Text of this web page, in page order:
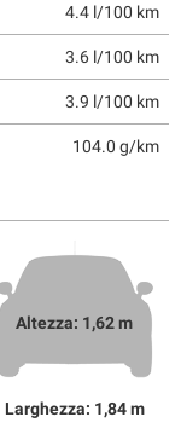
4.4 l/100 km
3.6 l/100 km
3.9 l/100 km
104.0 g/km
Altezza: 1,62 m
Larghezza: 1,84 m